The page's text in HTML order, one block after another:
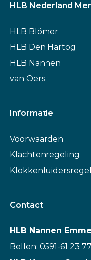
HLB Nederland
HLB Blömer
HLB Den Hartog
HLB Nannen
van Oers
Informatie
Voorwaarden
Klachtenregeling
Contact
HLB Nannen
Bellen: 0591-61 23 77